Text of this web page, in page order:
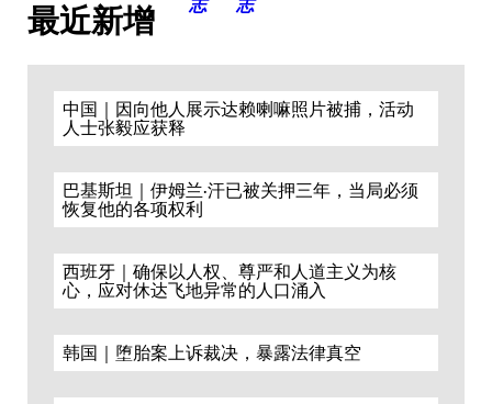
最近新增
中国｜因向他人展示达赖喇嘛照片被捕，活动
人士张毅应获释
巴基斯坦｜伊姆兰·汗已被关押三年，当局必须
恢复他的各项权利
西班牙｜确保以人权、尊严和人道主义为核
心，应对休达飞地异常的人口涌入
韩国｜堕胎案上诉裁决，暴露法律真空